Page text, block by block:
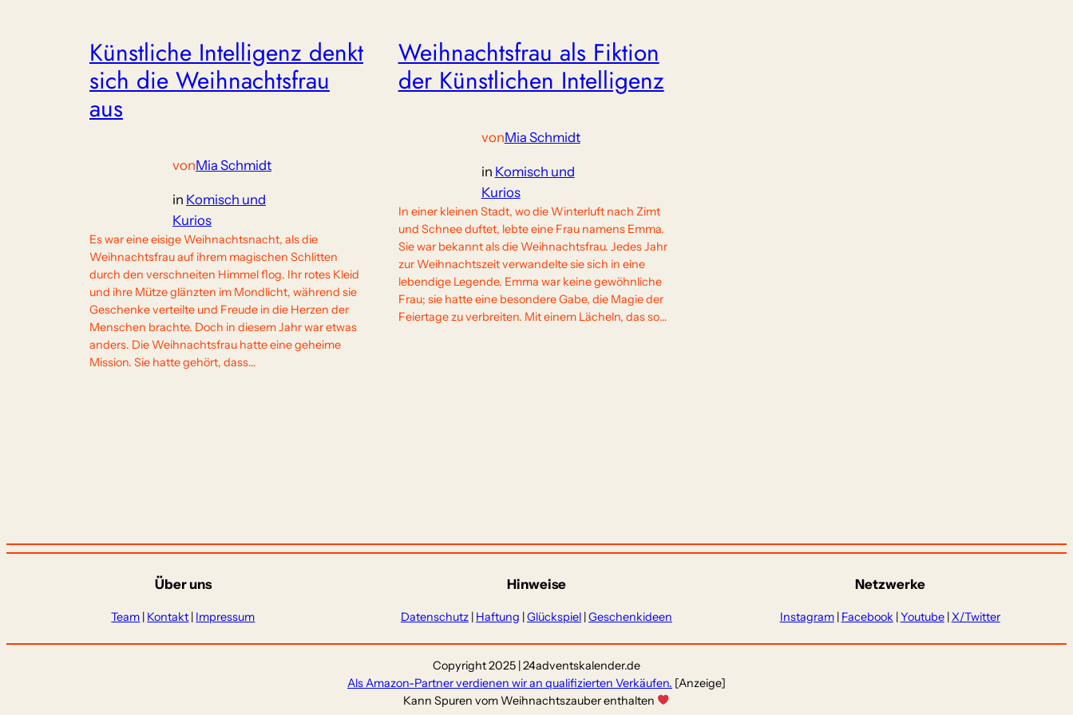
Künstliche Intelligenz denkt
sich die Weihnachtsfrau
aus
vonMia Schmidt
in Komisch und
Kurios
Es war eine eisige Weihnachtsnacht, als die
Weihnachtsfrau auf ihrem magischen Schlitten
durch den verschneiten Himmel flog. Ihr rotes Kleid
und ihre Mütze glänzten im Mondlicht, während sie
Geschenke verteilte und Freude in die Herzen der
Menschen brachte. Doch in diesem Jahr war etwas
anders. Die Weihnachtsfrau hatte eine geheime
Mission. Sie hatte gehört, dass…
Weihnachtsfrau als Fiktion
der Künstlichen Intelligenz
vonMia Schmidt
in Komisch und
Kurios
In einer kleinen Stadt, wo die Winterluft nach Zimt
und Schnee duftet, lebte eine Frau namens Emma.
Sie war bekannt als die Weihnachtsfrau. Jedes Jahr
zur Weihnachtszeit verwandelte sie sich in eine
lebendige Legende. Emma war keine gewöhnliche
Frau; sie hatte eine besondere Gabe, die Magie der
Feiertage zu verbreiten. Mit einem Lächeln, das so…
Über uns
Team | Kontakt | Impressum
Hinweise
Datenschutz | Haftung |Glückspiel |Geschenkideen
Netzwerke
Instagram| Facebook |Youtube| X/Twitter
Copyright 2025 | 24adventskalender.de
Als Amazon-Partner verdienen wir an qualifizierten Verkäufen. [Anzeige]
Kann Spuren vom Weihnachtszauber enthalten